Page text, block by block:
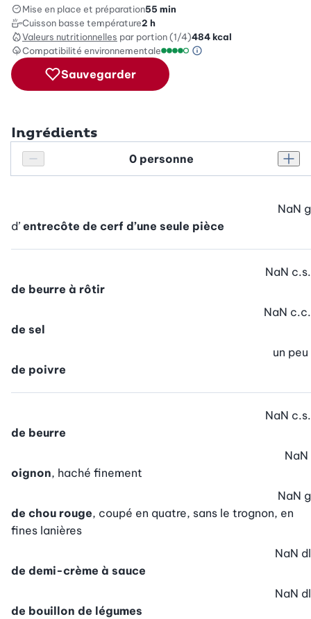
Mise en place et préparation55 min
Cuisson basse température2 h
Valeurs nutritionnelles par portion (1/4)484kcal
Compatibilité environnementale
Échelle de compatibilité
Information sur
Sauvegarder
Ingrédients
Réduire le nombre de personnes
Personnes
d’ entrecôte de cerf d’une seule pièce
NaN g
de beurre à rôtir
NaN c.s.
de sel
NaN c.c.
de poivre
un peu
de beurre
NaN c.s.
oignon, haché finement
NaN
de chou rouge, coupé en quatre, sans le trognon, en
fines lanières
NaN g
de demi-crème à sauce
NaN dl
de bouillon de légumes
NaN dl